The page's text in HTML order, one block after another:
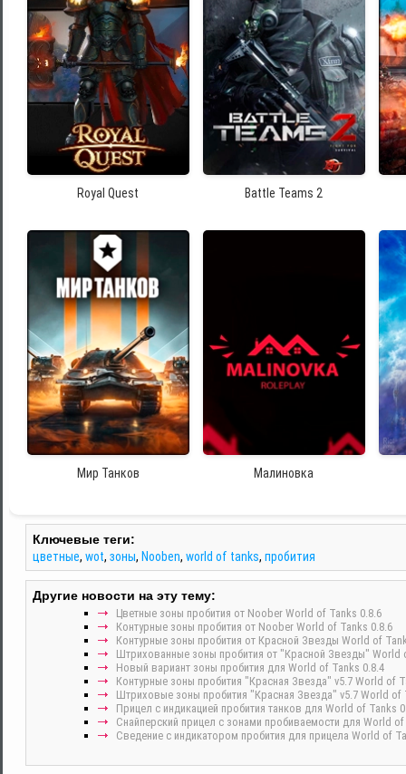
Royal Quest Battle Teams 2
Мир Танков Малиновка
Ключевые теги:
цветные, wot, зоны, Nooben, world of tanks, пробития
Другие новости на эту тему:
Цветные зоны пробития от Noober World of Tanks 0.8.6
Контурные зоны пробития от Noober World of Tanks 0.8.6
Контурные зоны пробития от Красной Звезды World of
Штрихованные зоны пробития от "Красной Звезды" World
Новый вариант зоны пробития для World of Tanks 0.8.4
Контурные зоны пробития "Красная Звезда" v5.7 World of
Штриховые зоны пробития "Красная Звезда" v5.7 World of
Прицел с индикацией пробития танков для World of Tanks
Снайперский прицел с зонами пробиваемости для World of
Сведение с индикатором пробития для прицела World of